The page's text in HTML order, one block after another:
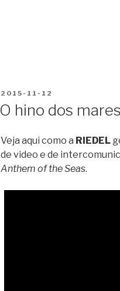
PUBLICADO
2015-11-12
O hino dos mares
Veja aqui como a RIEDEL
de video e de
Anthem of the Seas.